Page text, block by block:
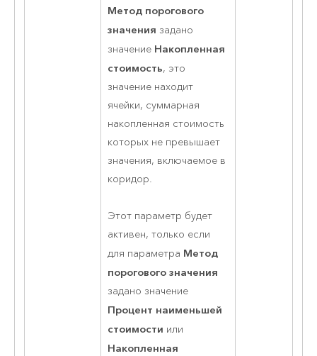
Метод порогового
значения задано
значение Накопленная
стоимость, это
значение находит
ячейки, суммарная
накопленная стоимость
которых не превышает
значения, включаемое в
коридор.
Этот параметр будет
активен, только если
для параметра Метод
порогового значения
задано значение
Процент наименьшей
стоимости или
Накопленная